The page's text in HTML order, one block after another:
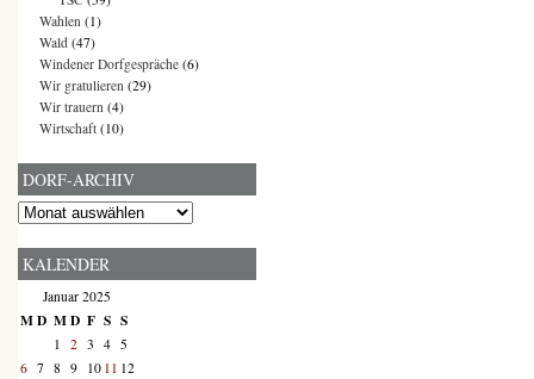
Wahlen (1)
Wald (47)
Windener Dorfgespräche (6)
Wir gratulieren (29)
Wir trauern (4)
Wirtschaft (10)
DORF-ARCHIV
Dorf-
KALENDER
Januar 2025
MD MD F S S
1 2 3 4 5
6 7 8 9 10 11 12